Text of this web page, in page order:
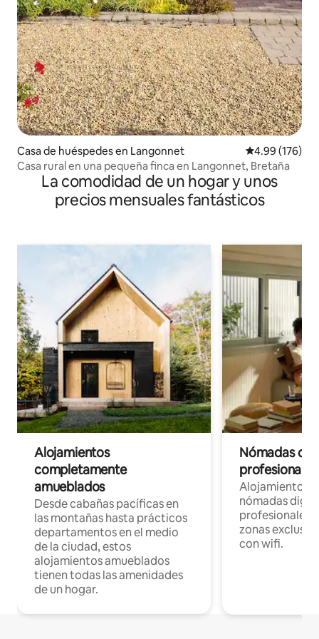
Casa de huéspedes en Langonnet Calificación
4.99 (176)
Casa rural en una pequeña finca en Langonnet, Bretaña
La comodidad de un hogar y unos
precios mensuales fantásticos
Alojamientos
completamente
amueblados
Desde cabañas pacíficas en
las montañas hasta prácticos
departamentos en el medio
de la ciudad, estos
alojamientos amueblados
tienen todas las amenidades
de un hogar.
Nómadas
Alojamientos
nómadas
profesionales
zonas
con wifi.